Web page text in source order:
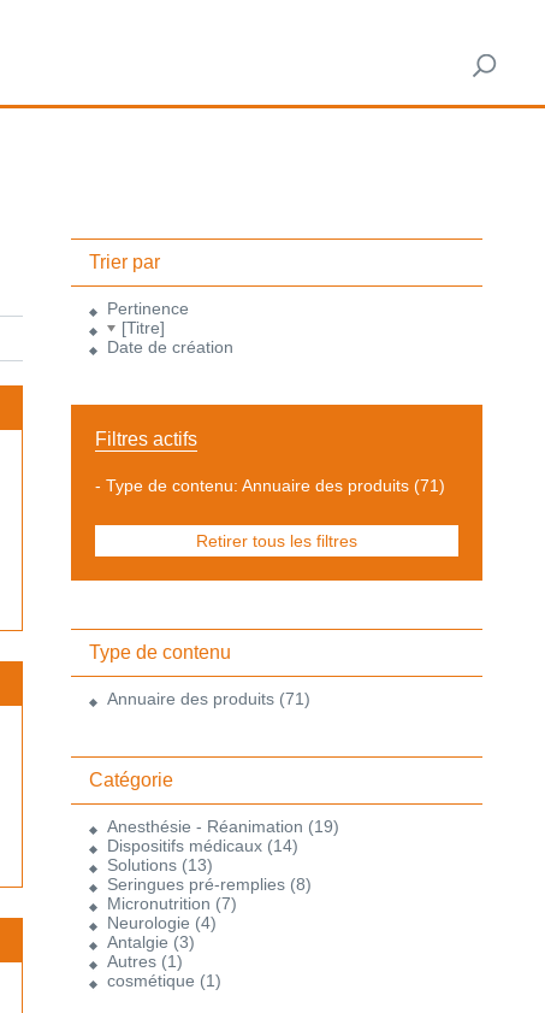
Trier par
Pertinence
[Titre]
Date de création
Filtres actifs
- Type de contenu: Annuaire des produits (71)
Retirer tous les filtres
Type de contenu
Annuaire des produits (71)
Catégorie
Anesthésie - Réanimation (19)
Dispositifs médicaux (14)
Solutions (13)
Seringues pré-remplies (8)
Micronutrition (7)
Neurologie (4)
Antalgie (3)
Autres (1)
cosmétique (1)